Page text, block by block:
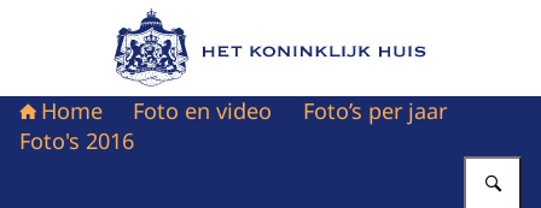
Naar de homepage van Het Koninklijk Huis
Home Foto en video
Foto’s per jaar
Foto's 2016